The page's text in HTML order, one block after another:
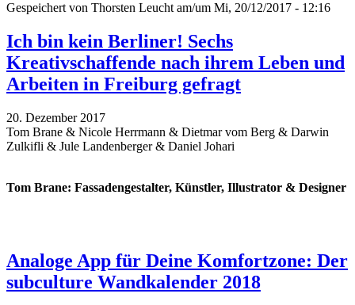
Gespeichert von Thorsten Leucht am/um Mi, 20/12/2017 - 12:16
Ich bin kein Berliner! Sechs
Kreativschaffende nach ihrem Leben und
Arbeiten in Freiburg gefragt
20. Dezember 2017
Tom Brane & Nicole Herrmann & Dietmar vom Berg & Darwin
Zulkifli & Jule Landenberger & Daniel Johari
Tom Brane: Fassadengestalter, Künstler, Illustrator & Designer
Analoge App für Deine Komfortzone: Der
subculture Wandkalender 2018